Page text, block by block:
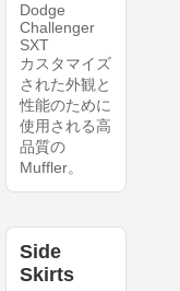
Dodge
Challenger
SXT
カスタマイズ
された外観と
性能のために
使用される高
品質の
Muffler。
Side
Skirts